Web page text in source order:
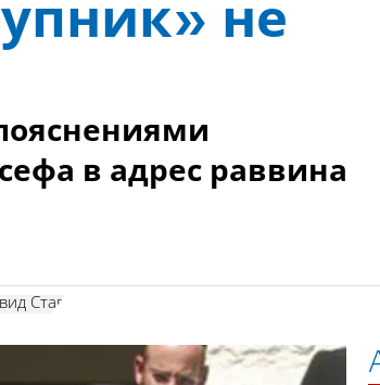
не
в адрес раввина
Став